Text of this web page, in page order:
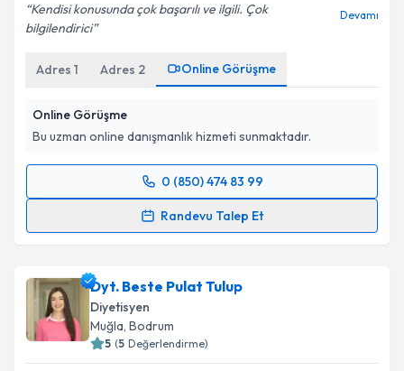
Kendisi konusunda çok başarılı ve ilgili. Çok
bilgilendirici
Devamı
Adres 1 Adres 2 Online Görüşme
Online Görüşme
Bu uzman online danışmanlık hizmeti sunmaktadır.
0 (850) 474 83 99
Randevu Talep Et
Randevu Takvimi Talebi
hazırlandığında e-posta ile bilgilendireceğiz.
E-posta Adresiniz
Dyt. Beste Pulat Tulup
Diyetisyen
Muğla, Bodrum
5 (5 Değerlendirme)